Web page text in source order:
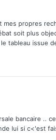
propres
soit plus
tableau issue
bancaire ..
lui si c<'est